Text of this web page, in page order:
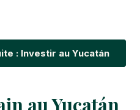
: Investir au Yucatán
au Yucatán